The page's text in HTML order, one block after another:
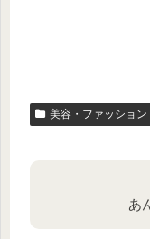
美容・ファッション
あ